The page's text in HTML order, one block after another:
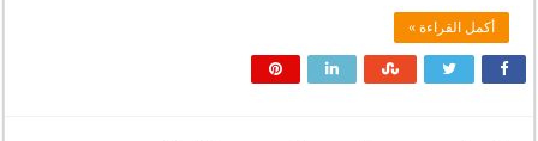
أكمل القراءة »